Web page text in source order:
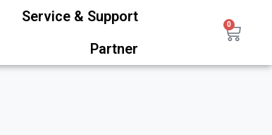
Service & Support
Partner
0